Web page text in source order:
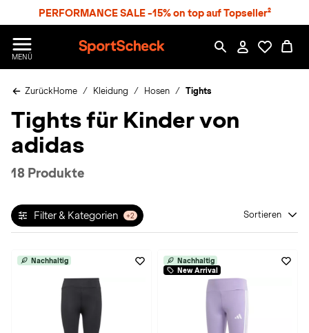
PERFORMANCE SALE -15% on top auf Topseller²
MENÜ
p
r
S
h
c
ZurückHome Kleidung Hosen Tights
Tights für Kinder von
adidas
18 Produkte
Filter & Kategorien +2 Sortieren
Nachhaltig
Nachhaltig
New Arrival